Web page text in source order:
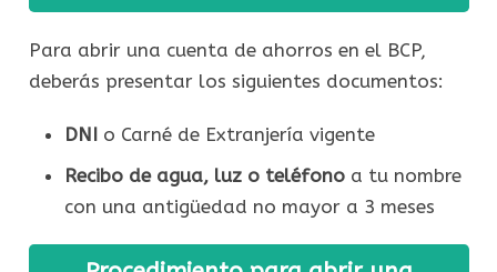
Para abrir una cuenta de ahorros en el BCP,
deberás presentar los siguientes documentos:
DNI o Carné de Extranjería vigente
Recibo de agua, luz o teléfonoa tu nombre
con una antigüedad no mayor a 3 meses